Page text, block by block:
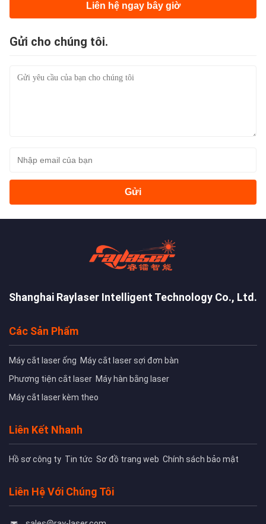
Liên hệ ngay bây giờ
Gửi cho chúng tôi.
Gửi
Shanghai Raylaser Intelligent Technology Co., Ltd.
Các Sản Phẩm
Máy cắt laser ống Máy cắt laser sợi đơn bàn
Phương tiện cắt laser Máy hàn bằng laser
Máy cắt laser kèm theo
Liên Kết Nhanh
Hồ sơ công ty Tin tức Sơ đồ trang web Chính sách bảo mật
Liên Hệ Với Chúng Tôi